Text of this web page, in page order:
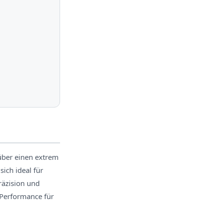
einen extrem
ideal für
und
für